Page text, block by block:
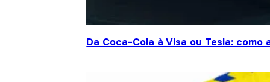
Da Coca-Cola à Visa ou Tesla: